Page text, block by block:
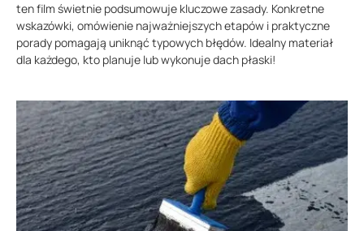
ten film świetnie podsumowuje kluczowe zasady. Konkretne
wskazówki, omówienie najważniejszych etapów i praktyczne
porady pomagają uniknąć typowych błędów. Idealny materiał
dla każdego, kto planuje lub wykonuje dach płaski!